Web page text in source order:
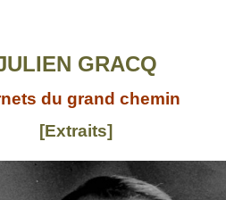
GRACQ
du grand chemin
[Extraits]